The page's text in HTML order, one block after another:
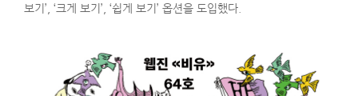
보기’, ‘크게 보기’, ‘쉽게 보기’ 옵션을 도입했다.